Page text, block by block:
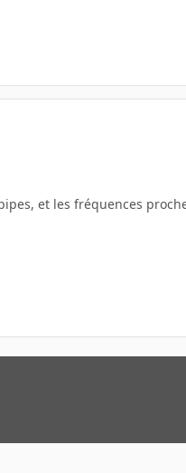
et les fréquences